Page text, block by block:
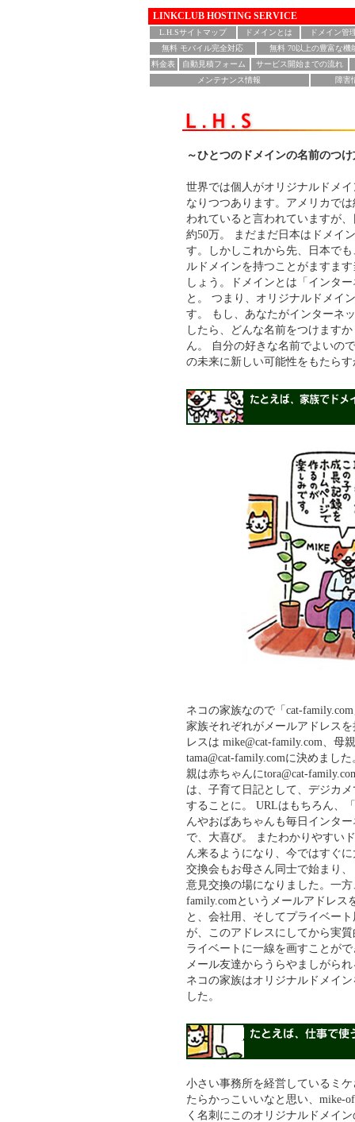
LINKCLUB HOSTING SERVICE
L.H.Sサイトマップ ドメインとは
ドメイン管
無料 モバイル完全対応
無料 70以上の豊富な機
料金表
自動見積フォーム サービス開始までの流れ
メンテナンス情報
障害
～ひとつのドメインの名前のつ
世界では個人がオリジナルドメ
なりつつあります。アメリカで
われていると言われていますが
約50万。 まだまだ日本はドメイ
す。しかしこれから先、日本で
ルドメインを持つことがますま
しょう。ドメインとは「インタ
と。 つまり、オリジナルドメイ
す。 もし、あなたがインターネ
したら、どんな名前をつけます
ん。 自分の好きな名前でよいの
の未来に新しい可能性をもたら
ネコの家族なので「cat-
家族それぞれがメールアドレス
レスは mike@cat-family.com、母
tama@cat-family.comに決めまし
親は赤ちゃんにtora@cat-
は、子育て日記として、デジカ
することに。 URLはもちろん、
んやおばあちゃんも毎日インタ
で、大喜び。 またわかりやすい
ん来るようになり、今ではすぐ
交換会もお母さん同士で始まり
意見交換の場になりました。一
family.comというメールアドレ
と、会社用、そしてプライベー
が、このアドレスにしてから実
ライベートに一線を画すことが
メール友達からうらやましがら
ネコの家族はオリジナルドメイ
した。
小さい事務所を経営しているミ
たらかっこいいなと思い、mike-
く名刺にこのオリジナルドメイ